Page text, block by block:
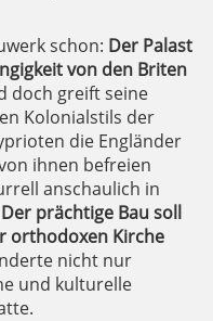
schon: Der Palast
von den Briten
doch greift seine
Kolonialstils der
die Engländer
ihnen befreien
anschaulich in
Der prächtige Bau soll
orthodoxen Kirche
nicht nur
und kulturelle